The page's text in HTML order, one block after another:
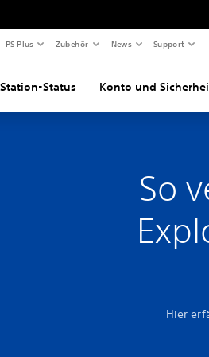
PS Plus Zubehör News Support
Status Konto und
So
Hier